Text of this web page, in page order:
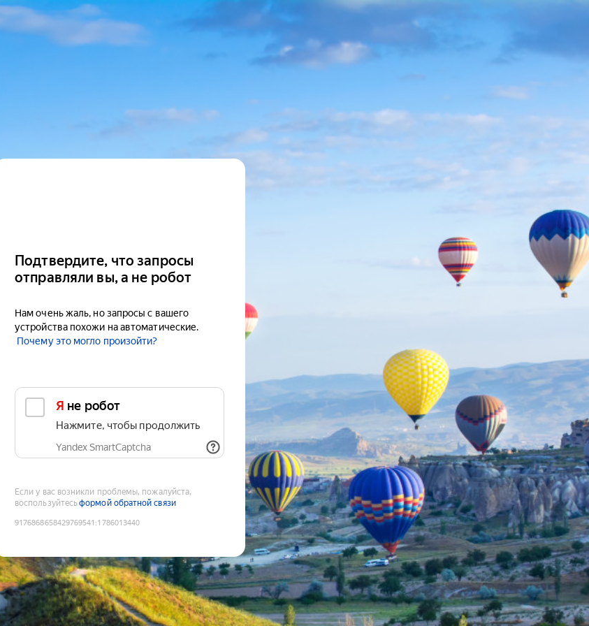
Подтвердите, что запросы
отправляли вы, а не робот
Нам очень жаль, но запросы с вашего
устройства похожи на автоматические.
Почему это могло произойти?
Я не робот
Нажмите, чтобы продолжить
Yandex SmartCaptcha
Если у вас возникли проблемы, пожалуйста,
воспользуйтесьформой обратной связи
9176868658429769541 :1786013440